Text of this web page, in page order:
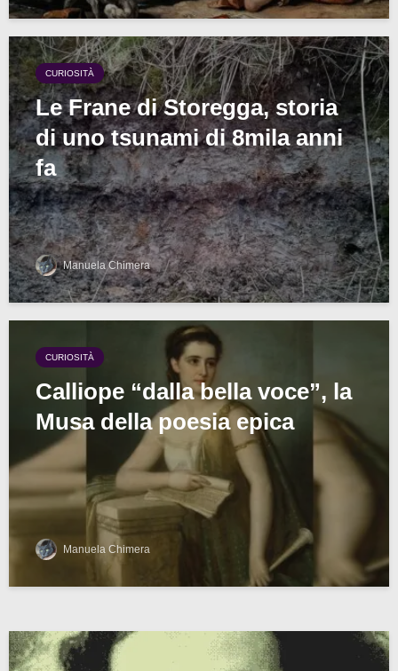
CURIOSITÀ
Le Frane di Storegga, storia
di uno tsunami di 8mila anni
fa
Manuela Chimera
CURIOSITÀ
Calliope “dalla bella voce”, la
Musa della poesia epica
Manuela Chimera